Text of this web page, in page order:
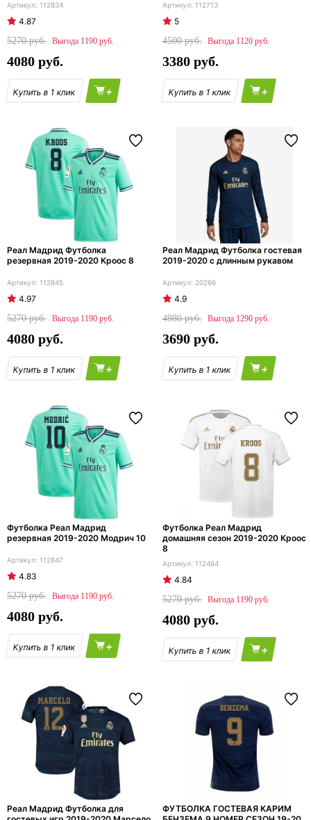
112834
4.87
5270
1190
4080
+
112713
5
4500
1120
3380
+
Реал Мадрид Футболка
резервная 2019-2020 Кроос 8
112845
4.97
5270
1190
4080
+
Реал Мадрид Футболка гостевая
2019-2020 с длинным рукавом
20266
4.9
4980
1290
3690
+
Футболка Реал Мадрид
резервная 2019-2020 Модрич 10
112847
4.83
5270
1190
4080
+
Футболка Реал Мадрид
домашняя сезон 2019-2020 Кроос
8
112464
4.84
5270
1190
4080
+
Реал Мадрид Футболка для
ФУТБОЛКА ГОСТЕВАЯ КАРИМ